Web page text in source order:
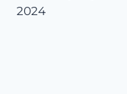
2024